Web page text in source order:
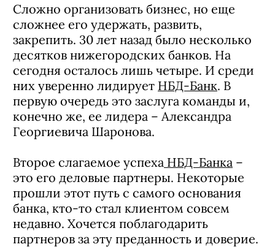
Сложно организовать бизнес, но еще
сложнее его удержать, развить,
закрепить. 30 лет назад было несколько
десятков нижегородских банков. На
сегодня осталось лишь четыре. И среди
них уверенно лидирует НБД-Банк. В
первую очередь это заслуга команды и,
конечно же, ее лидера – Александра
Георгиевича Шаронова.
Второе слагаемое успеха НБД-Банка –
это его деловые партнеры. Некоторые
прошли этот путь с самого основания
банка, кто-то стал клиентом совсем
недавно. Хочется поблагодарить
партнеров за эту преданность и доверие.